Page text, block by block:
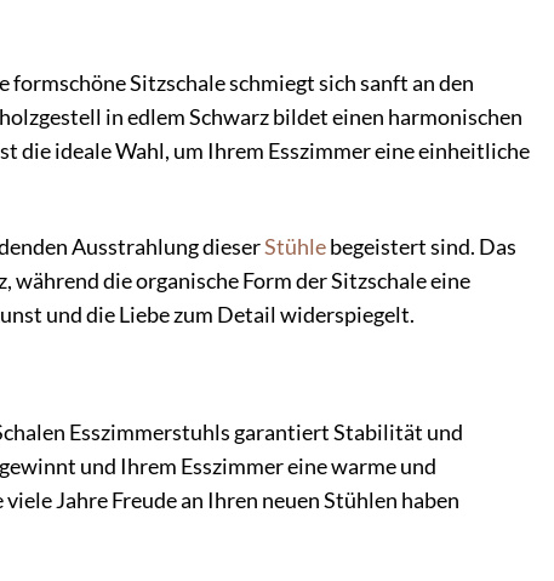
Sitzschale schmiegt sich sanft an den
in edlem Schwarz bildet einen harmonischen
die ideale Wahl, um Ihrem Esszimmer eine einheitliche
Ausstrahlung dieserStühlebegeistert sind. Das
während die organische Form der Sitzschale eine
und die Liebe zum Detail widerspiegelt.
Esszimmerstuhls garantiert Stabilität und
und Ihrem Esszimmer eine warme und
Jahre Freude an Ihren neuen Stühlen haben